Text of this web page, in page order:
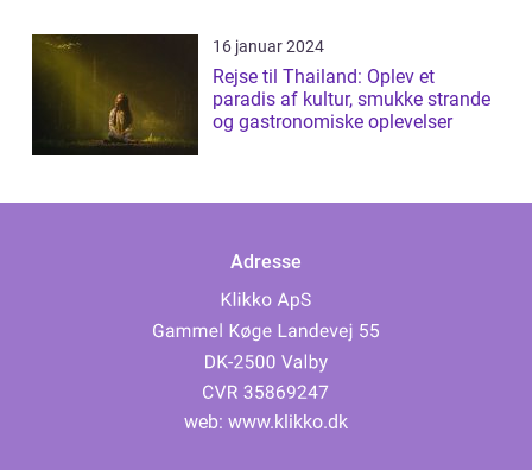
16 januar 2024
Rejse til Thailand: Oplev et
paradis af kultur, smukke strande
og gastronomiske oplevelser
Adresse
web: www.klikko.dk